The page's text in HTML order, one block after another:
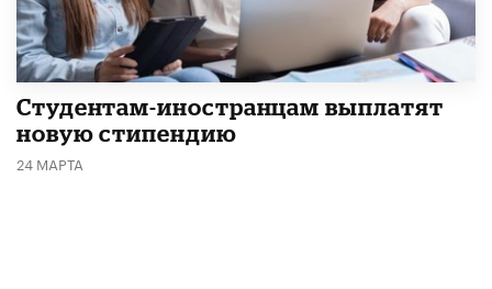
Студентам-иностранцам выплатят
новую стипендию
24 МАРТА